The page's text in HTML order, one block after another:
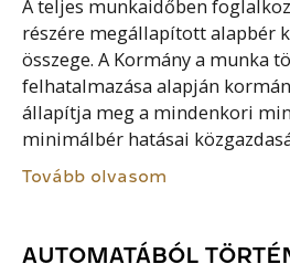
A teljes munkaidőben
részére megállapított alapbér
összege. A Kormány a munka
felhatalmazása alapján
állapítja meg a mindenkori
minimálbér hatásai
Tovább olvasom
AUTOMATÁBÓL